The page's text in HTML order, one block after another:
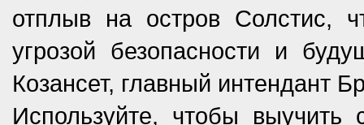
отплыв на остров Солстис,
угрозой безопасности и
Козансет, главный интендант
Используйте, чтобы выучить